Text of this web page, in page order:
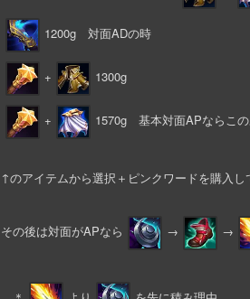
1200g 対面ADの時
+ 1300g
+ 1570g 基本対面APならこ
↑のアイテムから選択＋ピンクワードを購入し
その後は対面がAPなら → →